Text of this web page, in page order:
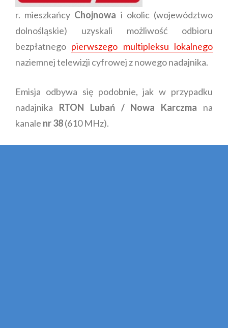
r. mieszkańcy Chojnowa i okolic (województwo
dolnośląskie) uzyskali możliwość odbioru
bezpłatnego pierwszego multipleksu lokalnego
naziemnej telewizji cyfrowej z nowego nadajnika.
Emisja odbywa się podobnie, jak w przypadku
nadajnika RTON Lubań / Nowa Karczma na
kanale nr 38(610 MHz).